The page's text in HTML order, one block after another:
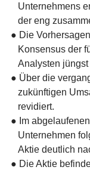
Unternehmens
der eng
● Die
Konsensus der
Analysten
● Über die
zukünftigen
revidiert.
● Im
Unternehmen
Aktie deutlich
● Die Aktie